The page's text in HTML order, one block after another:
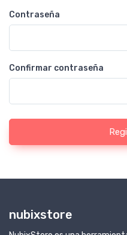
Contraseña
Confirmar contraseña
nubixstore